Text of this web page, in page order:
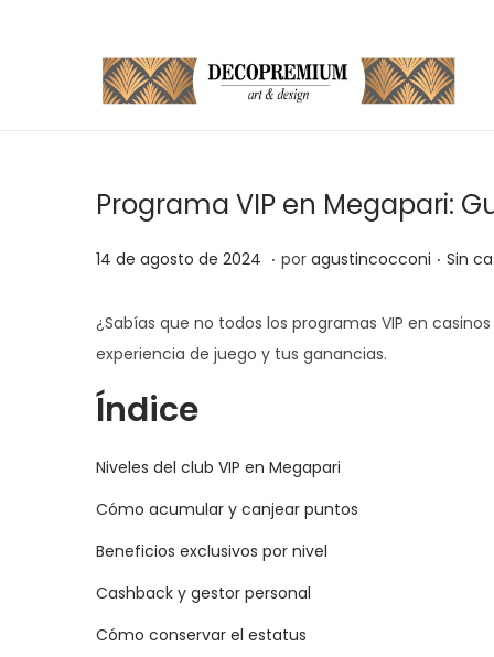
S
a
r
a
e
c
i
S
a
r
n
e
d
o
Programa VIP en Megapari:
P
b
l
d
o
14 de agosto de 2024
d
e
o
2
0
. por agustincocconi . P
b
Sin
¿Sabías que no todos los programas VIP en
experiencia de juego y tus ganancias.
Índice
Niveles del club VIP en Megapari
Cómo acumular y canjear puntos
Beneficios exclusivos por nivel
Cashback y gestor personal
Cómo conservar el estatus